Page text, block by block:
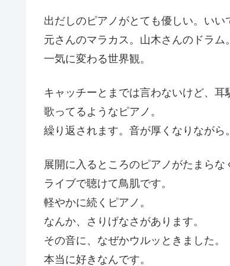
出だしのピアノがとても優しい。いい
元さんのマラカス。山木さんのドラム。
一気に変わる世界観。
キャッチーとまでは言わないけど、耳
歌ってるようなピアノ。
繰り返されます。音が厚くなりながら。
展開に入るところのピアノがたまらな
ライブで聴けて鳥肌です。
軽やかに続くピアノ。
なんか、さりげなさがあります。
その音に、なぜかウルッときました。
本当に好きなんです。